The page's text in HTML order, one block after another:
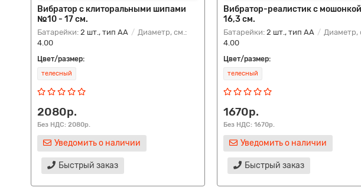
Вибратор с клиторальными шипами
№10 - 17 см.
Батарейки: 2 шт., тип AA
Диаметр, см.:
4.00
Цвет/размер:
телесный
2080р.
Без НДС: 2080р.
Уведомить о наличии
Быстрый заказ
Вибратор-реалистик с
16,3 см.
Батарейки: 2 шт., тип AA
Диаметр,
4.00
Цвет/размер:
телесный
1670р.
Без НДС: 1670р.
Уведомить о наличии
Быстрый заказ